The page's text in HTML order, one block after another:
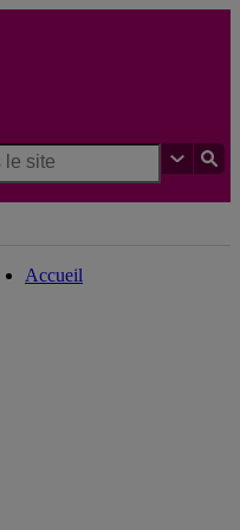
Accueil